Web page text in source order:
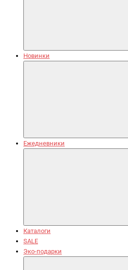
Новинки
Ежедневники
Каталоги
SALE
Эко-подарки